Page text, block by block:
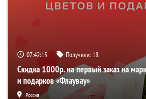
07:42:14 Получили: 18
Скидка 1000р. на первый заказ на
и подарков «Флаувау»
Россия